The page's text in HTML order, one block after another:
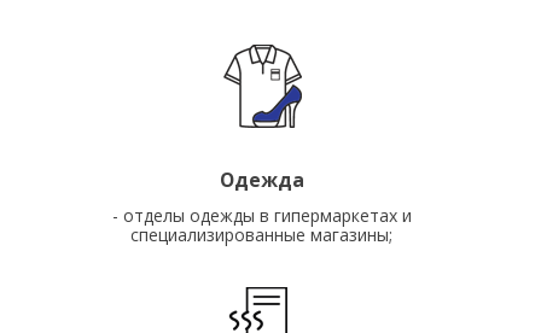
Одежда
- отделы одежды в гипермаркетах и
специализированные магазины;